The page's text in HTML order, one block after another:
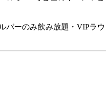
バーのみ飲み放題・VIPラ